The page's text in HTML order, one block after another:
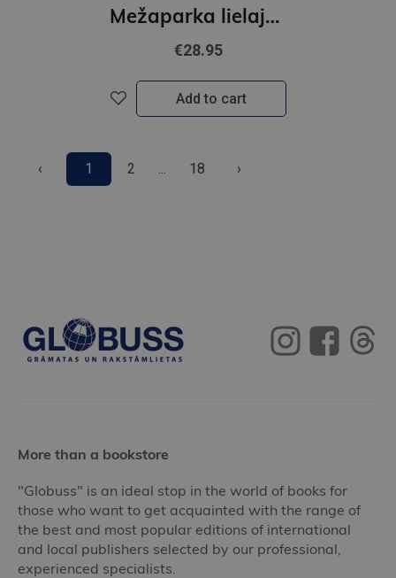
Mežaparka lielajai estrādei 70
€28.95
Add to cart
‹ 1 2 18 ›
More than a bookstore
"Globuss" is an ideal stop in the world of books for
those who want to get acquainted with the range of
the best and most popular editions of international
and local publishers selected by our professional,
experienced specialists.